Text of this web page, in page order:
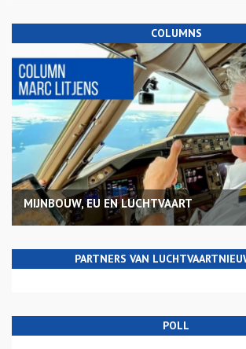
COLUMNS
MIJNBOUW, EU EN LUCHTVAART
PARTNERS VAN
POLL